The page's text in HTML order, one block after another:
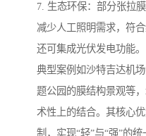
7. 生态环保：部分张拉
减少人工照明需求，符
还可集成光伏发电功能。
典型案例如沙特吉达机
题公园的膜结构景观等
术性上的结合。其核心
制，实现“轻”与“强”的统